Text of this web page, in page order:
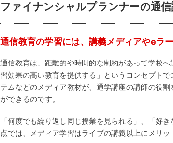
ファイナンシャルプランナーの通
通信教育の学習には、講義メディアやeラ
通信教育は、距離的や時間的な制約があって学校
習効果の高い教育を提供する」というコンセプト
テムなどのメディア教材が、通学講座の講師の役
ができるのです。
「何度でも繰り返し同じ授業を見られる」、「好
点では、メディア学習はライブの講義以上にメリッ